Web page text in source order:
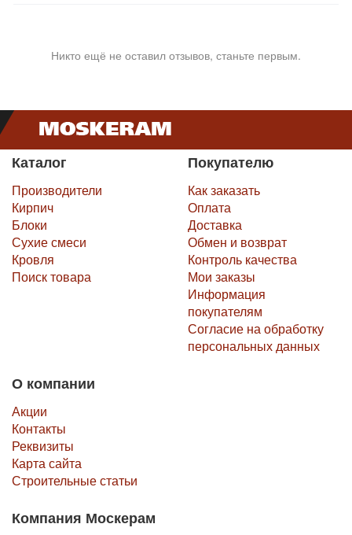
Никто ещё не оставил отзывов, станьте первым.
Каталог
Производители
Кирпич
Блоки
Сухие смеси
Кровля
Поиск товара
Покупателю
Как заказать
Оплата
Доставка
Обмен и возврат
Контроль качества
Мои заказы
Информация
покупателям
Согласие на обработку
персональных данных
О компании
Акции
Контакты
Реквизиты
Карта сайта
Строительные статьи
Компания Москерам